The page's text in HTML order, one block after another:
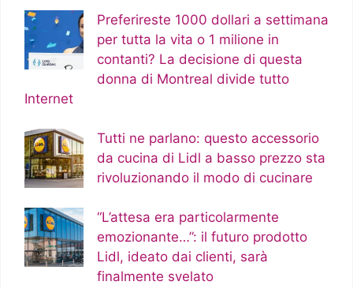
Preferireste 1000 dollari a settimana
per tutta la vita o 1 milione in
contanti? La decisione di questa
donna di Montreal divide tutto
Internet
Tutti ne parlano: questo accessorio
da cucina di Lidl a basso prezzo sta
rivoluzionando il modo di cucinare
“L’attesa era particolarmente
emozionante…”: il futuro prodotto
Lidl, ideato dai clienti, sarà
finalmente svelato